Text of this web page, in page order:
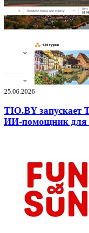
25.06.2026
TIO.BY запускает
ИИ-помощник для